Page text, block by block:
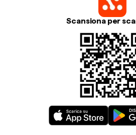
Scansiona per